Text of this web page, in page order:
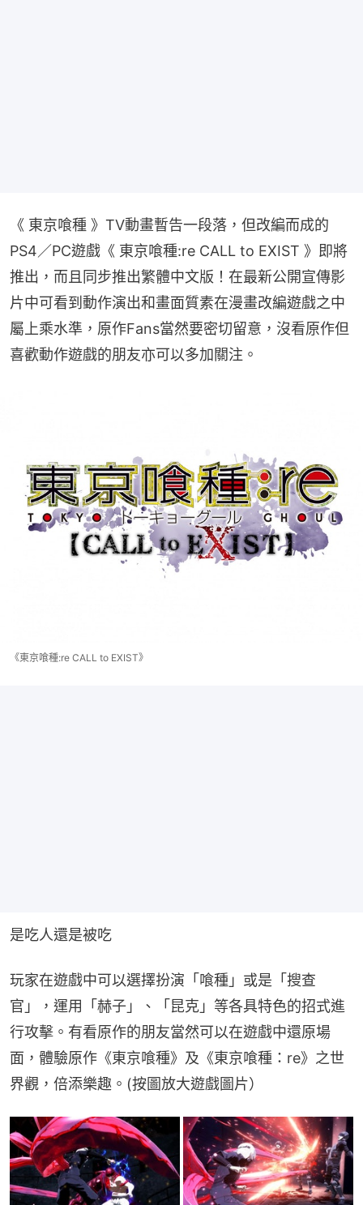
《 東京喰種 》TV動畫暫告一段落，但改編而成的
PS4／PC遊戲《 東京喰種:re CALL to EXIST 》即將
推出，而且同步推出繁體中文版！在最新公開宣傳影
片中可看到動作演出和畫面質素在漫畫改編遊戲之中
屬上乘水準，原作Fans當然要密切留意，沒看原作但
喜歡動作遊戲的朋友亦可以多加關注。
《東京喰種:re CALL to EXIST》
是吃人還是被吃
玩家在遊戲中可以選擇扮演「喰種」或是「搜查
官」，運用「赫子」、「昆克」等各具特色的招式進
行攻擊。有看原作的朋友當然可以在遊戲中還原場
面，體驗原作《東京喰種》及《東京喰種：re》之世
界觀，倍添樂趣。(按圖放大遊戲圖片）